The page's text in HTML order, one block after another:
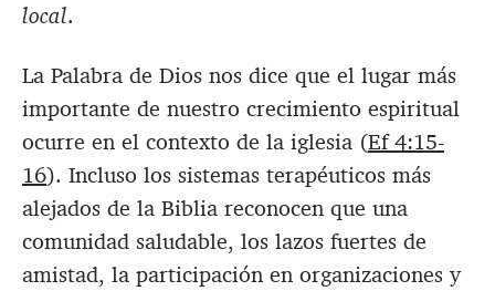
local.
La Palabra de Dios nos dice que el lugar más
importante de nuestro crecimiento espiritual
ocurre en el contexto de la iglesia (Ef 4:15-
16). Incluso los sistemas terapéuticos más
alejados de la Biblia reconocen que una
comunidad saludable, los lazos fuertes de
amistad, la participación en organizaciones y